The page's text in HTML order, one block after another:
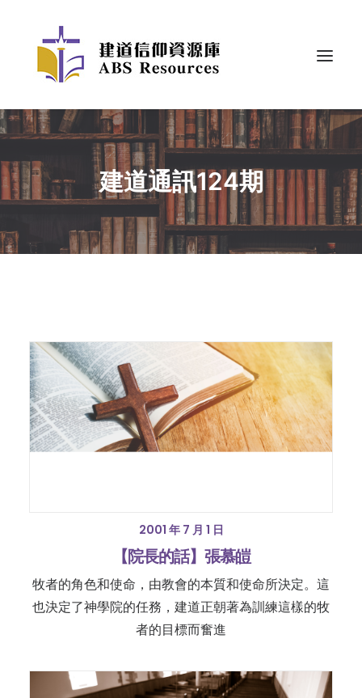
建道通訊124期
2001 年 7 月 1 日
【院長的話】張慕皚
牧者的角色和使命，由教會的本質和使命所決定。這
也決定了神學院的任務，建道正朝著為訓練這樣的牧
者的目標而奮進